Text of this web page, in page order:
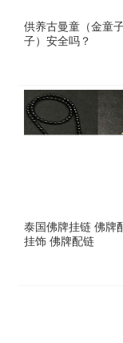
供养古曼童（金童
子）安全吗？
泰国佛牌挂链 佛牌
挂饰 佛牌配链